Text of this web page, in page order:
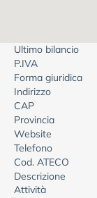
Ultimo bilancio
P.IVA
Forma giuridica
Indirizzo
CAP
Provincia
Website
Telefono
Cod. ATECO
Descrizione
Attività